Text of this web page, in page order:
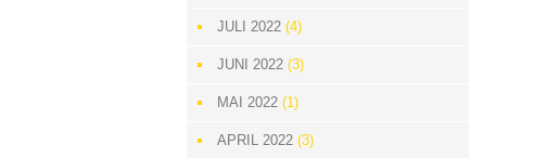
JULI 2022(4)
JUNI 2022(3)
MAI 2022(1)
APRIL 2022(3)